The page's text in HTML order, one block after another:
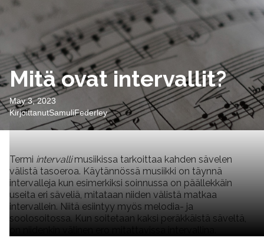
Mitä ovat intervallit?
May 3, 2023
KirjoittanutSamuliFederley
Termi intervallimusiikissa tarkoittaa kahden sävelen
välistä tasoeroa. Käytännössä musiikki on täynnä
intervalleja kun esimerkiksi soinnussa on päällekkäin
useita eri säveliä, mitataan niiden välistä matkaa
intervallein. Niitä esiintyy myös melodia- ja
soolosoitossa. Kun soitetaan kaksi peräkkäistä säveltä,